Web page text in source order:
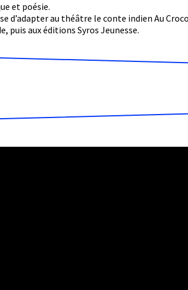
et poésie.
au théâtre le conte indien Au Croco
puis aux éditions Syros Jeunesse.